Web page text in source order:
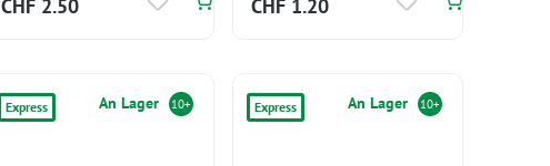
CHF 2.50 CHF 1.20
Express An Lager 10+ Express An Lager 10+